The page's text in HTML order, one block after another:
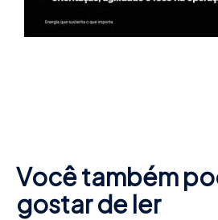
Você também
gostar de ler